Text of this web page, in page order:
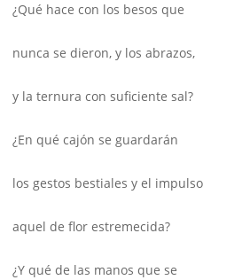
¿Qué hace con los besos que
nunca se dieron, y los abrazos,
y la ternura con suficiente sal?
¿En qué cajón se guardarán
los gestos bestiales y el impulso
aquel de flor estremecida?
¿Y qué de las manos que se